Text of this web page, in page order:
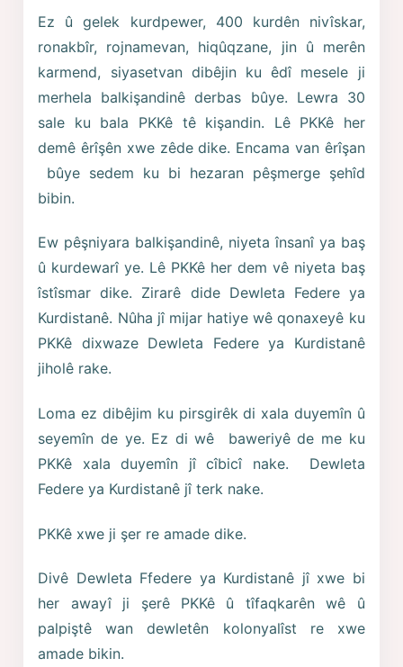
Ez û gelek kurdpewer, 400 kurdên nivîskar,
ronakbîr, rojnamevan, hiqûqzane, jin û merên
karmend, siyasetvan dibêjin ku êdî mesele ji
merhela balkişandinê derbas bûye. Lewra 30
sale ku bala PKKê tê kişandin. Lê PKKê her
demê êrîşên xwe zêde dike. Encama van êrîşan
bûye sedem ku bi hezaran pêşmerge şehîd
bibin.
Ew pêşniyara balkişandinê, niyeta însanî ya baş
û kurdewarî ye. Lê PKKê her dem vê niyeta baş
îstîsmar dike. Zirarê dide Dewleta Federe ya
Kurdistanê. Nûha jî mijar hatiye wê qonaxeyê ku
PKKê dixwaze Dewleta Federe ya Kurdistanê
jiholê rake.
Loma ez dibêjim ku pirsgirêk di xala duyemîn û
seyemîn de ye. Ez di wê baweriyê de me ku
PKKê xala duyemîn jî cîbicî nake. Dewleta
Federe ya Kurdistanê jî terk nake.
PKKê xwe ji şer re amade dike.
Divê Dewleta Ffedere ya Kurdistanê jî xwe bi
her awayî ji şerê PKKê û tîfaqkarên wê û
palpiştê wan dewletên kolonyalîst re xwe
amade bikin.